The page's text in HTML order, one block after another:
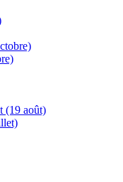
(19 août)